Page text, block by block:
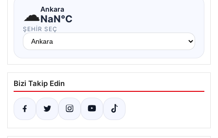
☁Ankara
NaN°C
ŞEHIR SEÇ
Bizi Takip Edin